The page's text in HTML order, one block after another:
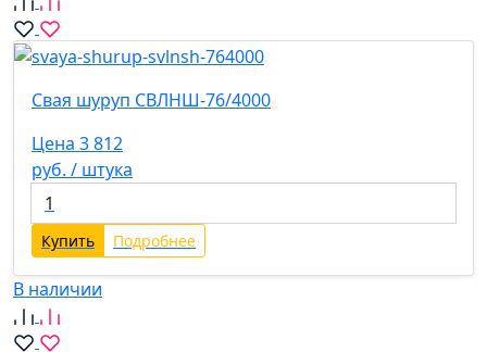
Свая шуруп СВЛНШ-76/4000
Цена 3 812
руб. / штука
Купить Подробнее
В наличии